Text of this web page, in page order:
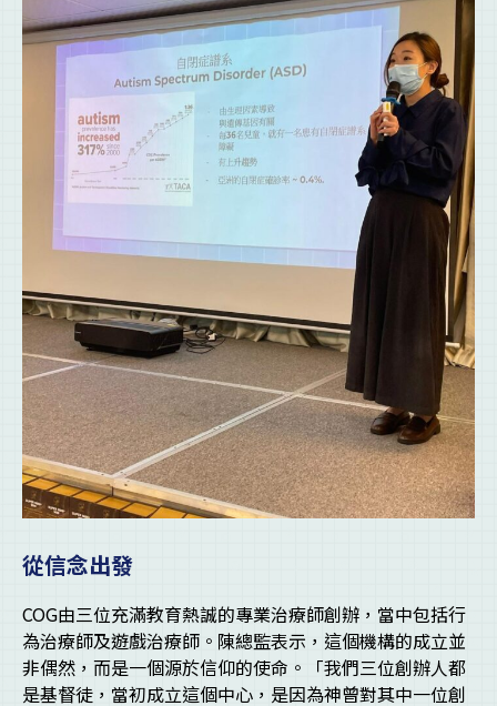
從信念出發
COG由三位充滿教育熱誠的專業治療師創辦，當中包括行
為治療師及遊戲治療師。陳總監表示，這個機構的成立並
非偶然，而是一個源於信仰的使命。「我們三位創辦人都
是基督徒，當初成立這個中心，是因為神曾對其中一位創